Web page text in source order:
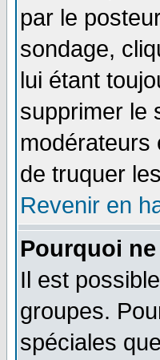
par le
sondage,
lui étant
supprimer le
modérateurs
de truquer
Revenir en
Pourquoi
Il est
groupes.
spéciales